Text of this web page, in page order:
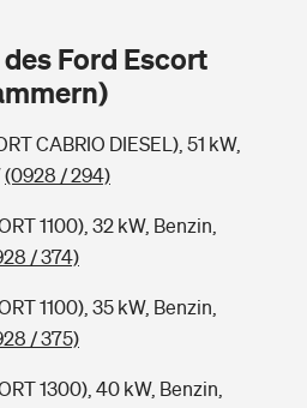
ist Ihr Haus?
finden
für deine Kids
bekomme ich im Alter?
Ford Escort
CABRIO DIESEL), 51 kW,
(0928 / 294)
1100), 32 kW, Benzin,
/ 374)
1100), 35 kW, Benzin,
/ 375)
1300), 40 kW, Benzin,